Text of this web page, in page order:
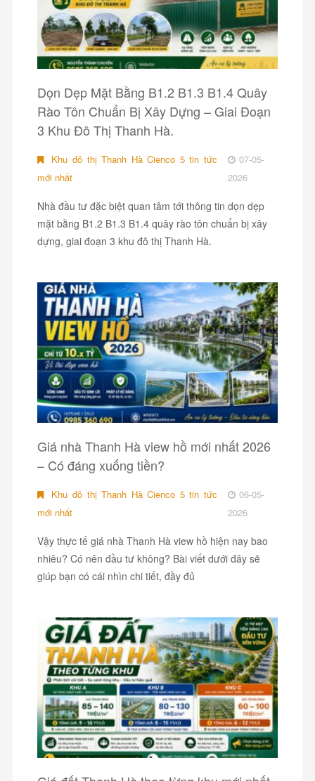
Dọn Dẹp Mặt Bằng B1.2 B1.3 B1.4 Quây
Rào Tôn Chuẩn Bị Xây Dựng – Giai Đoạn
3 Khu Đô Thị Thanh Hà.
Khu đô thị Thanh Hà Cienco 5 tin tức
mới nhất
07-05-
2026
Nhà đầu tư đặc biệt quan tâm tới thông tin dọn dẹp
mặt bằng B1.2 B1.3 B1.4 quây rào tôn chuẩn bị xây
dựng, giai đoạn 3 khu đô thị Thanh Hà.
Giá nhà Thanh Hà view hồ mới nhất 2026
– Có đáng xuống tiền?
Khu đô thị Thanh Hà Cienco 5 tin tức
mới nhất
06-05-
2026
Vậy thực tế giá nhà Thanh Hà view hồ hiện nay bao
nhiêu? Có nên đầu tư không? Bài viết dưới đây sẽ
giúp bạn có cái nhìn chi tiết, đầy đủ